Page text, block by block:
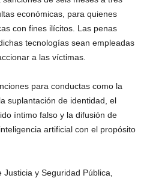
económicas, para quienes
con fines ilícitos. Las penas
tecnologías sean empleadas
a las víctimas.
para conductas como la
suplantación de identidad, el
íntimo falso y la difusión de
artificial con el propósito
y Seguridad Pública,